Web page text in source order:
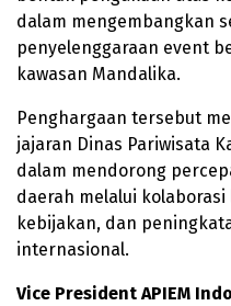
dalam mengembangkan
penyelenggaraan event
kawasan Mandalika.
Penghargaan tersebut
jajaran Dinas Pariwisata
dalam mendorong
daerah melalui
kebijakan, dan
internasional.
Vice President APIEM